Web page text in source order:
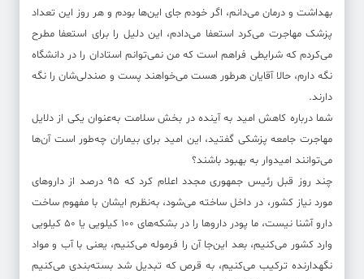
بهداشت و درمان می‌دانم، اگر خودم جای این‌ها بودم و هر روز این تعداد
پزشک مهاجرت می‌کرد استعفا می‌دادم، این دلیل را برای استعفا مطرح
می‌کردم که شرایطی فراهم است که من نمی‌توانم استادان را در دانشگاه
نگه دارم، حالا آقایان هرطور هست می‌خواهند پست و صندلی‌شان را نگه
دارند.
شما درباره کاهش امید به آینده در بخش سلامت به‌عنوان یکی از دلایل
مهاجرت جامعه پزشکی گفتید، این امید برای بیماران چه‌طور است آن‌ها
می‌توانند امیدوار به بهبود باشند؟
چند روز قبل رئیس جمهوری مجدد اعلام کرد که ۹۵ درصد از داروهای
مورد نیاز کشور، در داخل ساخته می‌شود، به‌نظرم ایشان با مفهوم ساخت
دارو آشنا نیست، ما پودر داروها را در بشکه‌های ۱۰۰ کیلویی یا ۵۰ کیلویی
وارد کشور می‌کنیم، بعد این‌جا آن را فرموله می‌کنیم، یعنی با آب و مواد
نگهدارنده ترکیب می‌کنیم، به قرص که تبدیل شد بسته‌بندی می‌کنیم